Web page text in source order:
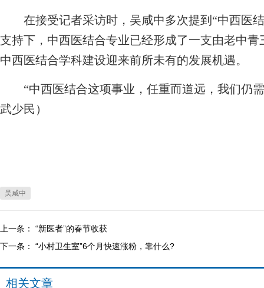
在接受记者采访时，吴咸中多次提到“中西医结
支持下，中西医结合专业已经形成了一支由老中
中西医结合学科建设迎来前所未有的发展机遇。
“中西医结合这项事业，任重而道远，我们仍需
武少民）
吴咸中
上一条： “新医者”的春节收获
下一条： “小村卫生室”6个月快速涨粉，靠什么?
相关文章